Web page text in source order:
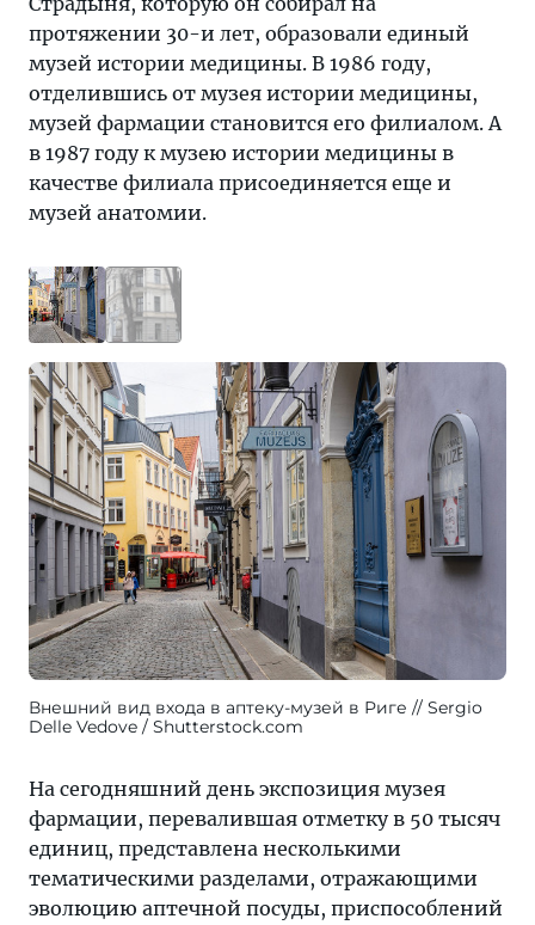
протяжении 30-и лет, образовали единый
музей истории медицины. В 1986 году,
отделившись от музея истории медицины,
музей фармации становится его филиалом. А
в 1987 году к музею истории медицины в
качестве филиала присоединяется еще и
музей анатомии.
Внешний вид входа в аптеку-музей в Риге
Sergio
Delle Vedove / Shutterstock.com
На сегодняшний день экспозиция музея
фармации, перевалившая отметку в 50 тысяч
единиц, представлена несколькими
тематическими разделами, отражающими
эволюцию аптечной посуды, приспособлений